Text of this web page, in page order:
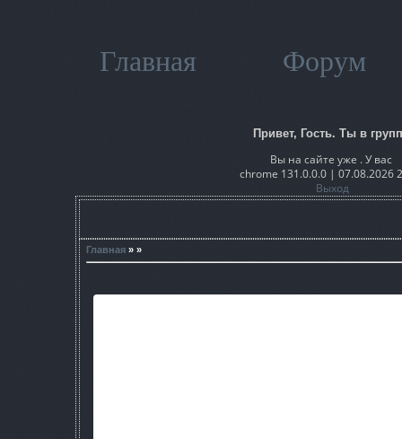
Главная Форум
Привет, Гость. Ты в
Вы на сайте уже . У вас
chrome 131.0.0.0 | 07.08.2026
Выход
Главная » »